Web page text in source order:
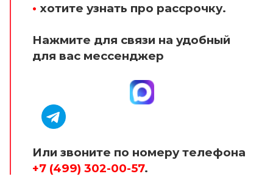
• хотите узнать про рассрочку.
Нажмите для связи на удобный
для вас мессенджер
Или звоните по номеру телефона
+7 (499) 302-00-57.